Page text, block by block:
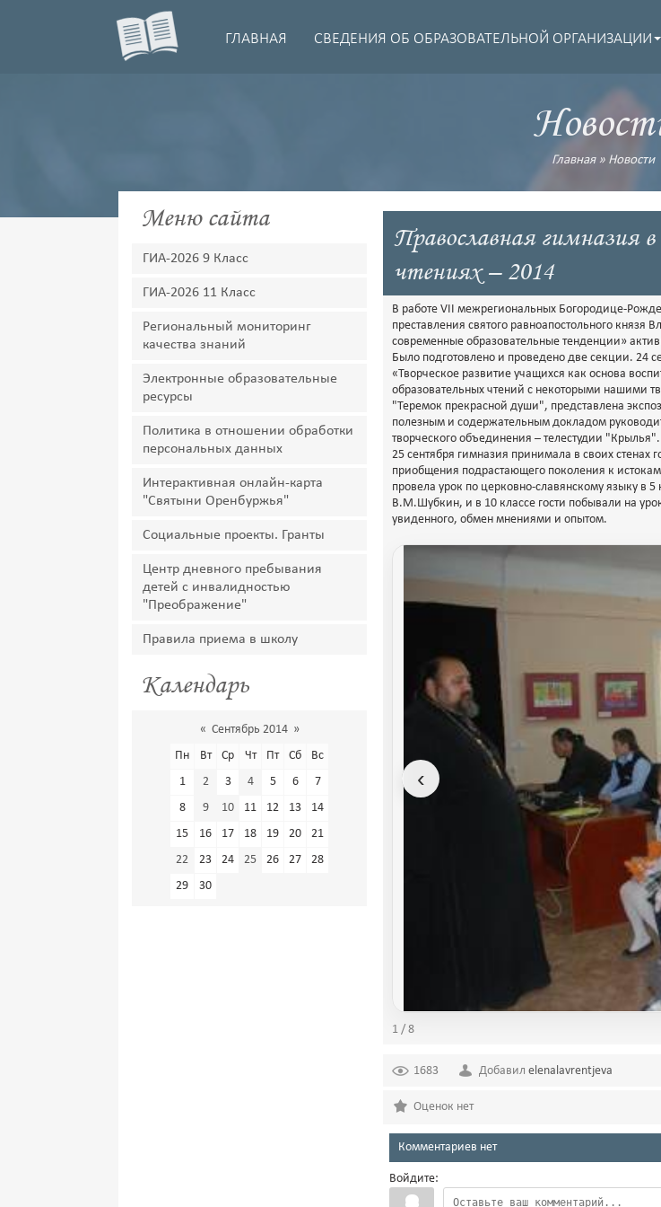
ГЛАВНАЯ СВЕДЕНИЯ ОБ ОБРАЗОВАТЕЛЬНОЙ ОРГАНИЗАЦИИ
Главная» Новости
Меню сайта
ГИА-2026 9 Класс
ГИА-2026 11 Класс
Региональный мониторинг
качества знаний
Электронные образовательные
ресурсы
Политика в отношении обработки
персональных данных
Интерактивная онлайн-карта
"Святыни Оренбуржья"
Социальные проекты. Гранты
Центр дневного пребывания
детей с инвалидностью
"Преображение"
Правила приема в школу
Календарь
« Сентябрь 2014 »
Пн
Вт Ср Чт Пт Сб
Вс
1
2 3 4 5 6
7
8
9 10 11 12 13
14
15
16 17 18 19 20
21
22
23 24 25 26 27
28
29
30
Православная гимназия
чтениях – 2014
В работе VII межрегиональных Богородице-
преставления святого равноапостольного
современные образовательные тенденции»
Было подготовлено и проведено две секции. 24
«Творческое развитие учащихся как основа
образовательных чтений с некоторыми нашими
"Теремок прекрасной души", представлена
полезным и содержательным докладом
творческого объединения – телестудии "Крылья".
25 сентября гимназия принимала в своих
приобщения подрастающего поколения к
провела урок по церковно-славянскому языку в
В.М.Шубкин, и в 10 классе гости побывали на
увиденного, обмен мнениями и опытом.
‹
1 / 8
1683 Добавил elenalavrentjeva
Оценок нет
Комментариев нет
Войдите: